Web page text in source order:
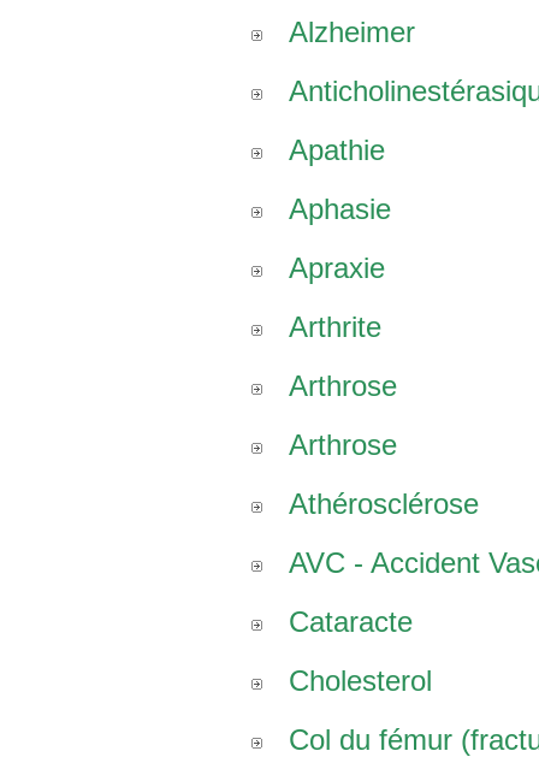
Alzheimer
Apathie
Aphasie
Apraxie
Arthrite
Arthrose
Arthrose
Athérosclérose
AVC - Accident
Cataracte
Cholesterol
Col du fémur